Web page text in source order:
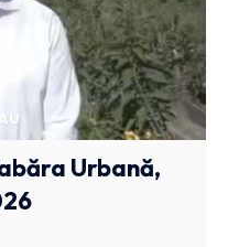
Urbană,